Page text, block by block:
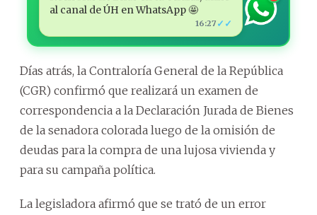
al canal de ÚH en WhatsApp 🤩
16:27 ✓✓
Días atrás, la Contraloría General de la República
(CGR) confirmó que realizará un examen de
correspondencia a la Declaración Jurada de Bienes
de la senadora colorada luego de la omisión de
deudas para la compra de una lujosa vivienda y
para su campaña política.
La legisladora afirmó que se trató de un error